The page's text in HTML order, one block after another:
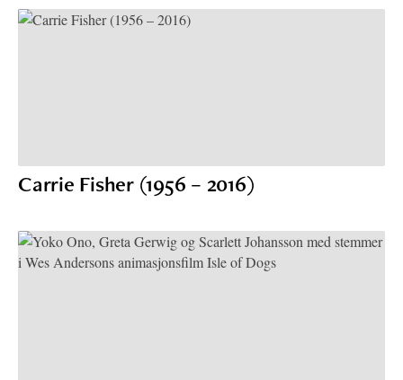
Carrie Fisher (1956 – 2016)